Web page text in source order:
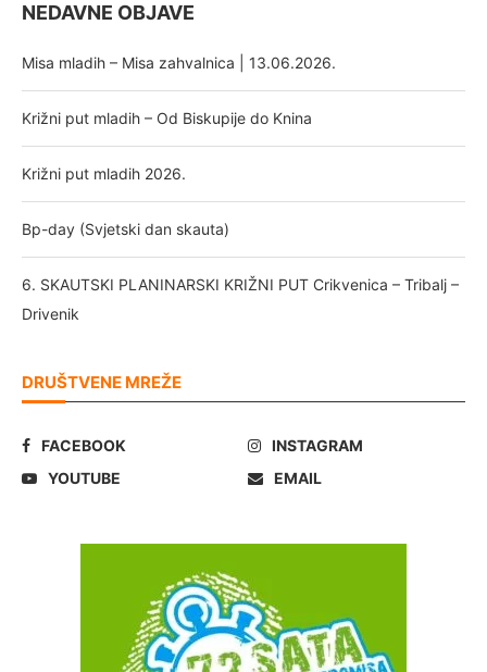
NEDAVNE OBJAVE
Misa mladih – Misa zahvalnica | 13.06.2026.
Križni put mladih – Od Biskupije do Knina
Križni put mladih 2026.
Bp-day (Svjetski dan skauta)
6. SKAUTSKI PLANINARSKI KRIŽNI PUT Crikvenica – Tribalj –
Drivenik
DRUŠTVENE MREŽE
FACEBOOK
INSTAGRAM
YOUTUBE
EMAIL